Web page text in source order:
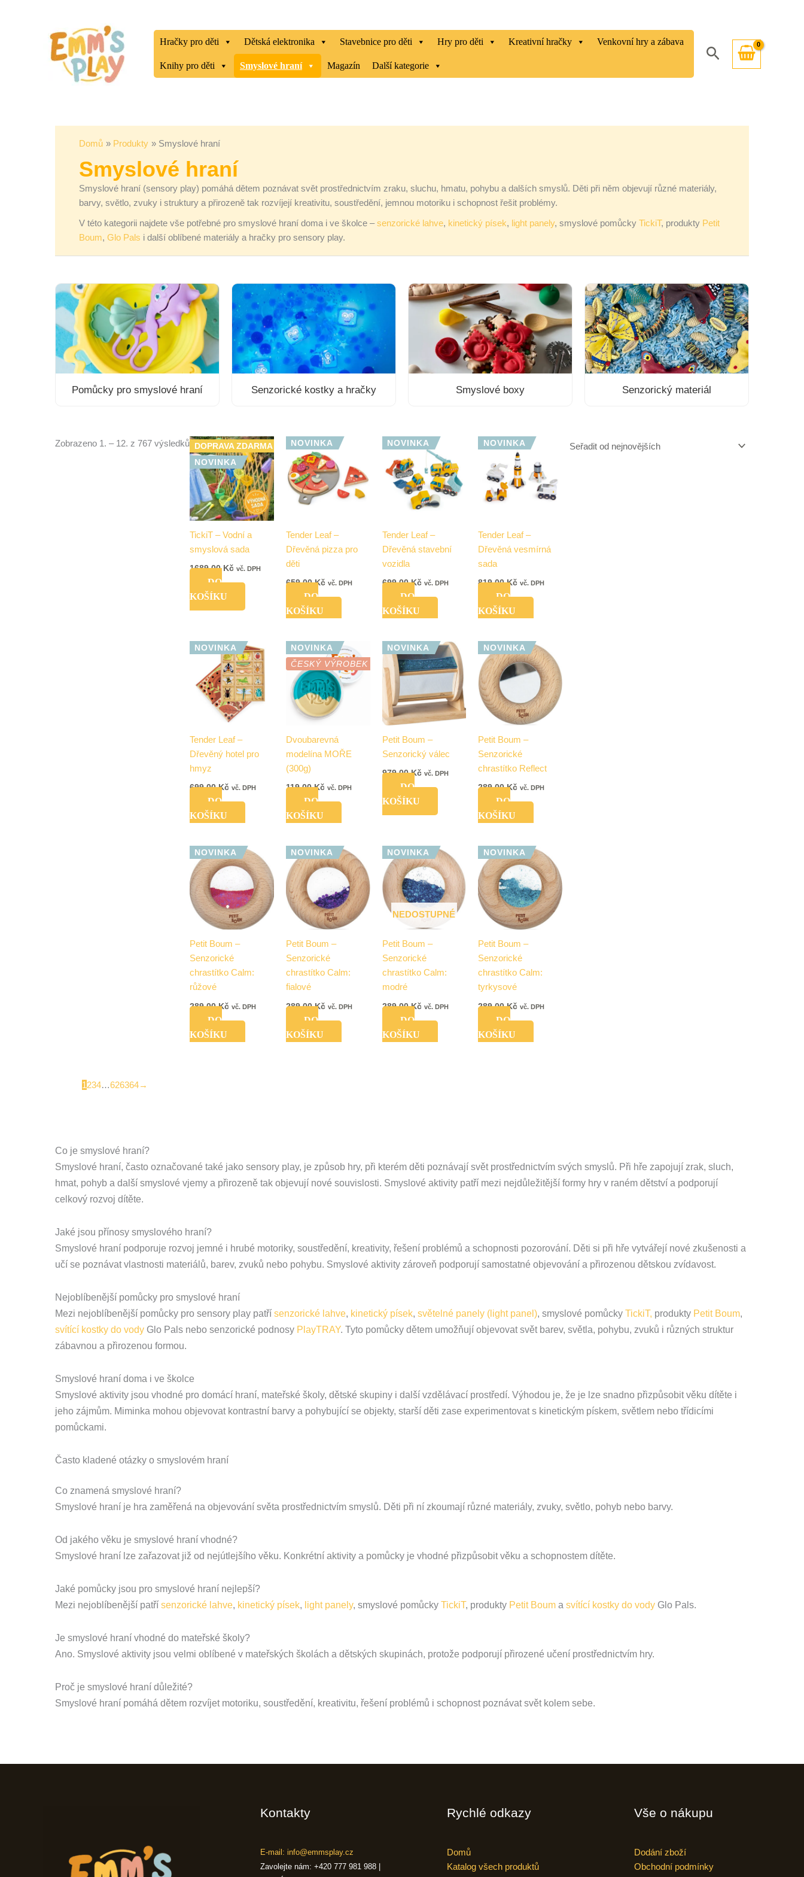
Hračky pro děti Dětská elektronika Stavebnice pro děti Hry pro děti Kreativní hračky Venkovní hry a zábava
Knihy pro děti Smyslové hraní Magazín Další kategorie
Hledat
Domů Produkty Smyslové hraní
Smyslové hraní
Smyslové hraní (sensory play) pomáhá dětem poznávat svět prostřednictvím zraku, sluchu, hmatu, pohybu a dalších smyslů. Děti při něm objevují různé materiály,
barvy, světlo, zvuky i struktury a přirozeně tak rozvíjejí kreativitu, soustředění, jemnou motoriku i schopnost řešit problémy.
V této kategorii najdete vše potřebné pro smyslové hraní doma i ve školce –senzorické lahve, kinetický písek, light panely, smyslové pomůcky TickiT, produkty Petit
Boum, Glo Pals i další oblíbené materiály a hračky pro sensory play.
Pomůcky pro smyslové hraní Senzorické kostky a hračky Smyslové boxy Senzorický materiál
Zobrazeno 1. – 12. z 767 výsledků DOPRAVA ZDARMA
NOVINKA
TickiT – Vodní a
smyslová sada
1689,00 Kč vč. DPH
DO
KOŠÍKU
NOVINKA
Tender Leaf –
Dřevěná pizza pro
děti
659,00Kč vč. DPH
DO
KOŠÍKU
NOVINKA
Tender Leaf –
Dřevěná stavební
vozidla
699,00Kč vč. DPH
DO
KOŠÍKU
NOVINKA
Tender Leaf –
Dřevěná vesmírná
sada
819,00Kč vč. DPH
DO
KOŠÍKU
NOVINKA
Tender Leaf –
Dřevěný hotel pro
hmyz
699,00Kč vč. DPH
DO
KOŠÍKU
NOVINKA
ČESKÝ VÝROBEK
Dvoubarevná
modelína MOŘE
(300g)
119,00Kč vč. DPH
DO
KOŠÍKU
NOVINKA
Petit Boum –
Senzorický válec
979,00Kč vč. DPH
DO
KOŠÍKU
NOVINKA
Petit Boum –
Senzorické
chrastítko Reflect
289,00Kč vč. DPH
DO
KOŠÍKU
NOVINKA
Petit Boum –
Senzorické
chrastítko Calm:
růžové
289,00Kč vč. DPH
DO
KOŠÍKU
NOVINKA
Petit Boum –
Senzorické
chrastítko Calm:
fialové
289,00Kč vč. DPH
DO
KOŠÍKU
NOVINKA
NEDOSTUPNÉ
Petit Boum –
Senzorické
chrastítko Calm:
modré
289,00Kč vč. DPH
DO
KOŠÍKU
NOVINKA
Petit Boum –
Senzorické
chrastítko Calm:
tyrkysové
289,00Kč vč. DPH
DO
KOŠÍKU
1234…626364→
Co je smyslové hraní?
Smyslové hraní, často označované také jako sensory play, je způsob hry, při kterém děti poznávají svět prostřednictvím svých smyslů. Při hře zapojují zrak, sluch,
hmat, pohyb a další smyslové vjemy a přirozeně tak objevují nové souvislosti. Smyslové aktivity patří mezi nejdůležitější formy hry v raném dětství a podporují
celkový rozvoj dítěte.
Jaké jsou přínosy smyslového hraní?
Smyslové hraní podporuje rozvoj jemné i hrubé motoriky, soustředění, kreativity, řešení problémů a schopnosti pozorování. Děti si při hře vytvářejí nové zkušenosti a
učí se poznávat vlastnosti materiálů, barev, zvuků nebo pohybu. Smyslové aktivity zároveň podporují samostatné objevování a přirozenou dětskou zvídavost.
Nejoblíbenější pomůcky pro smyslové hraní
Mezi nejoblíbenější pomůcky pro sensory play patří senzorické lahve, kinetický písek, světelné panely (light panel), smyslové pomůcky TickiT, produkty Petit Boum,
svítící kostky do vody Glo Pals nebo senzorické podnosy PlayTRAY. Tyto pomůcky dětem umožňují objevovat svět barev, světla, pohybu, zvuků i různých struktur
zábavnou a přirozenou formou.
Smyslové hraní doma i ve školce
Smyslové aktivity jsou vhodné pro domácí hraní, mateřské školy, dětské skupiny i další vzdělávací prostředí. Výhodou je, že je lze snadno přizpůsobit věku dítěte i
jeho zájmům. Miminka mohou objevovat kontrastní barvy a pohybující se objekty, starší děti zase experimentovat s kinetickým pískem, světlem nebo třídicími
pomůckami.
Často kladené otázky o smyslovém hraní
Co znamená smyslové hraní?
Smyslové hraní je hra zaměřená na objevování světa prostřednictvím smyslů. Děti při ní zkoumají různé materiály, zvuky, světlo, pohyb nebo barvy.
Od jakého věku je smyslové hraní vhodné?
Smyslové hraní lze zařazovat již od nejútlejšího věku. Konkrétní aktivity a pomůcky je vhodné přizpůsobit věku a schopnostem dítěte.
Jaké pomůcky jsou pro smyslové hraní nejlepší?
Mezi nejoblíbenější patří senzorické lahve, kinetický písek, light panely, smyslové pomůcky TickiT, produkty Petit Boum a svítící kostky do vody Glo Pals.
Je smyslové hraní vhodné do mateřské školy?
Ano. Smyslové aktivity jsou velmi oblíbené v mateřských školách a dětských skupinách, protože podporují přirozené učení prostřednictvím hry.
Proč je smyslové hraní důležité?
Smyslové hraní pomáhá dětem rozvíjet motoriku, soustředění, kreativitu, řešení problémů i schopnost poznávat svět kolem sebe.
Kontakty
E-mail: info@emmsplay.cz
Zavolejte nám: +420 777 981 988 |
Rychlé odkazy
Domů
Katalog všech produktů
Vše o nákupu
Dodání zboží
Obchodní podmínky